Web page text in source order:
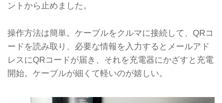
ントから止めました。
操作方法は簡単。ケーブルをクルマに接続して、QRコ
ードを読み取り、必要な情報を入力するとメールアド
レスにQRコードが届き、それを充電器にかざすと充電
開始。ケーブルが細くて軽いのが嬉しい。